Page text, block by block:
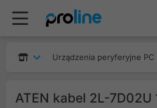
Urządzenia peryferyjne PC
ATEN kabel 2L-7D02U